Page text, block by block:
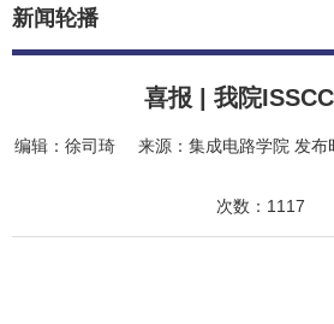
新闻轮播
喜报 | 我院ISSCC
编辑： 徐司琦 来源： 集成电路学院 发布
次数： 1117